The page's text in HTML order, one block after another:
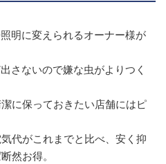
明に変えられるオーナー様が
さないので嫌な虫がよりつく
に保っておきたい店舗にはピ
代がこれまでと比べ、安く抑
然お得。